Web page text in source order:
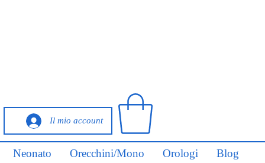
Il mio account
Neonato Orecchini/Mono Orologi Blog